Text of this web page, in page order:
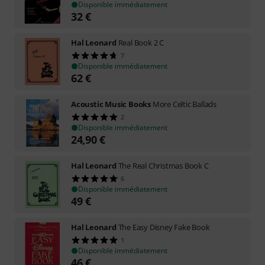
Disponible immédiatement
32€
Hal Leonard Real Book 2 C
7
Disponible immédiatement
62€
Acoustic Music Books More Celtic Ballads
2
Disponible immédiatement
24,90€
Hal Leonard The Real Christmas Book C
6
Disponible immédiatement
49€
Hal Leonard The Easy Disney Fake Book
1
Disponible immédiatement